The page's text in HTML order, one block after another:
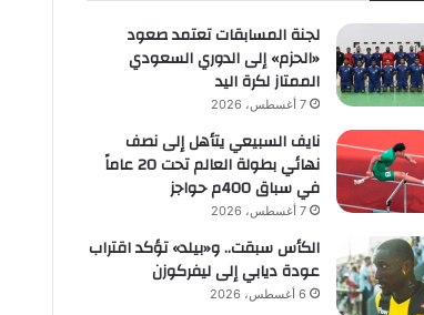
لجنة المسابقات تعتمد صعود
«الحزم» إلى الدوري السعودي
الممتاز لكرة اليد
7 أغسطس، 2026
نايف السبيعي يتأهل إلى نصف
نهائي بطولة العالم تحت 20 عاماً
في سباق 400م حواجز
7 أغسطس، 2026
الكأس سبقت.. و«بيلد» تؤكد اقتراب
عودة ديابي إلى ليفركوزن
6 أغسطس، 2026